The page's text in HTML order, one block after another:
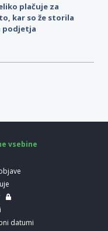
plačuje za
kar so že storila
podjetja
vsebine
datumi